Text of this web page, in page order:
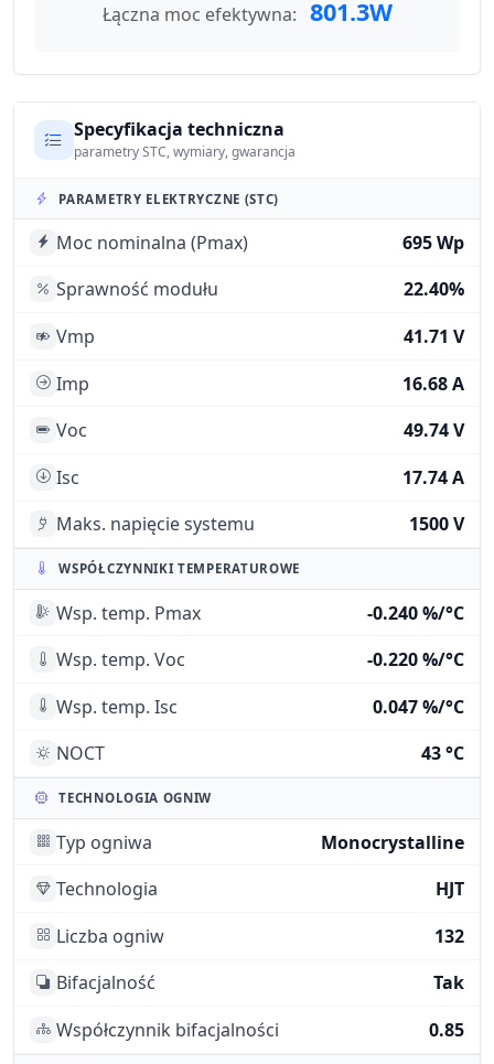
Łączna moc efektywna: 801.3W
Specyfikacja techniczna
parametry STC, wymiary, gwarancja
PARAMETRY ELEKTRYCZNE (STC)
Moc nominalna (Pmax)
695 Wp
Sprawność modułu
22.40%
Vmp
41.71 V
Imp
16.68 A
Voc
49.74 V
Isc
17.74 A
Maks. napięcie systemu
1500 V
WSPÓŁCZYNNIKI TEMPERATUROWE
Wsp. temp. Pmax
-0.240 %/°C
Wsp. temp. Voc
-0.220 %/°C
Wsp. temp. Isc
0.047 %/°C
NOCT
43 °C
TECHNOLOGIA OGNIW
Typ ogniwa
Monocrystalline
Technologia
HJT
Liczba ogniw
132
Bifacjalność
Tak
Współczynnik bifacjalności
0.85